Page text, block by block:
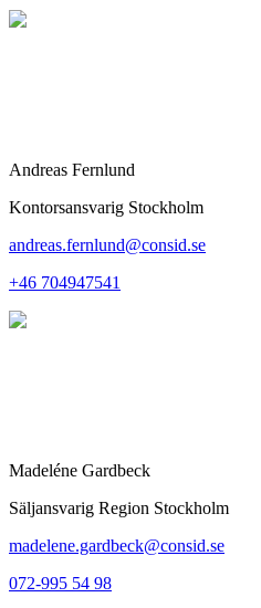
Andreas Fernlund
Kontorsansvarig Stockholm
andreas.fernlund@consid.se
+46 704947541
Madeléne Gardbeck
Säljansvarig Region Stockholm
madelene.gardbeck@consid.se
072-995 54 98